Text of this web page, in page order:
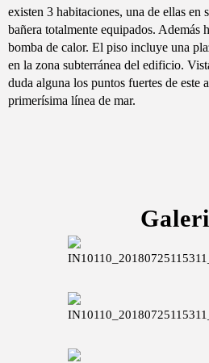
existen 3 habitaciones, una de ellas en
bañera totalmente equipados. Además
bomba de calor. El piso incluye una
en la zona subterránea del edificio.
duda alguna los puntos fuertes de este
primerísima línea de mar.